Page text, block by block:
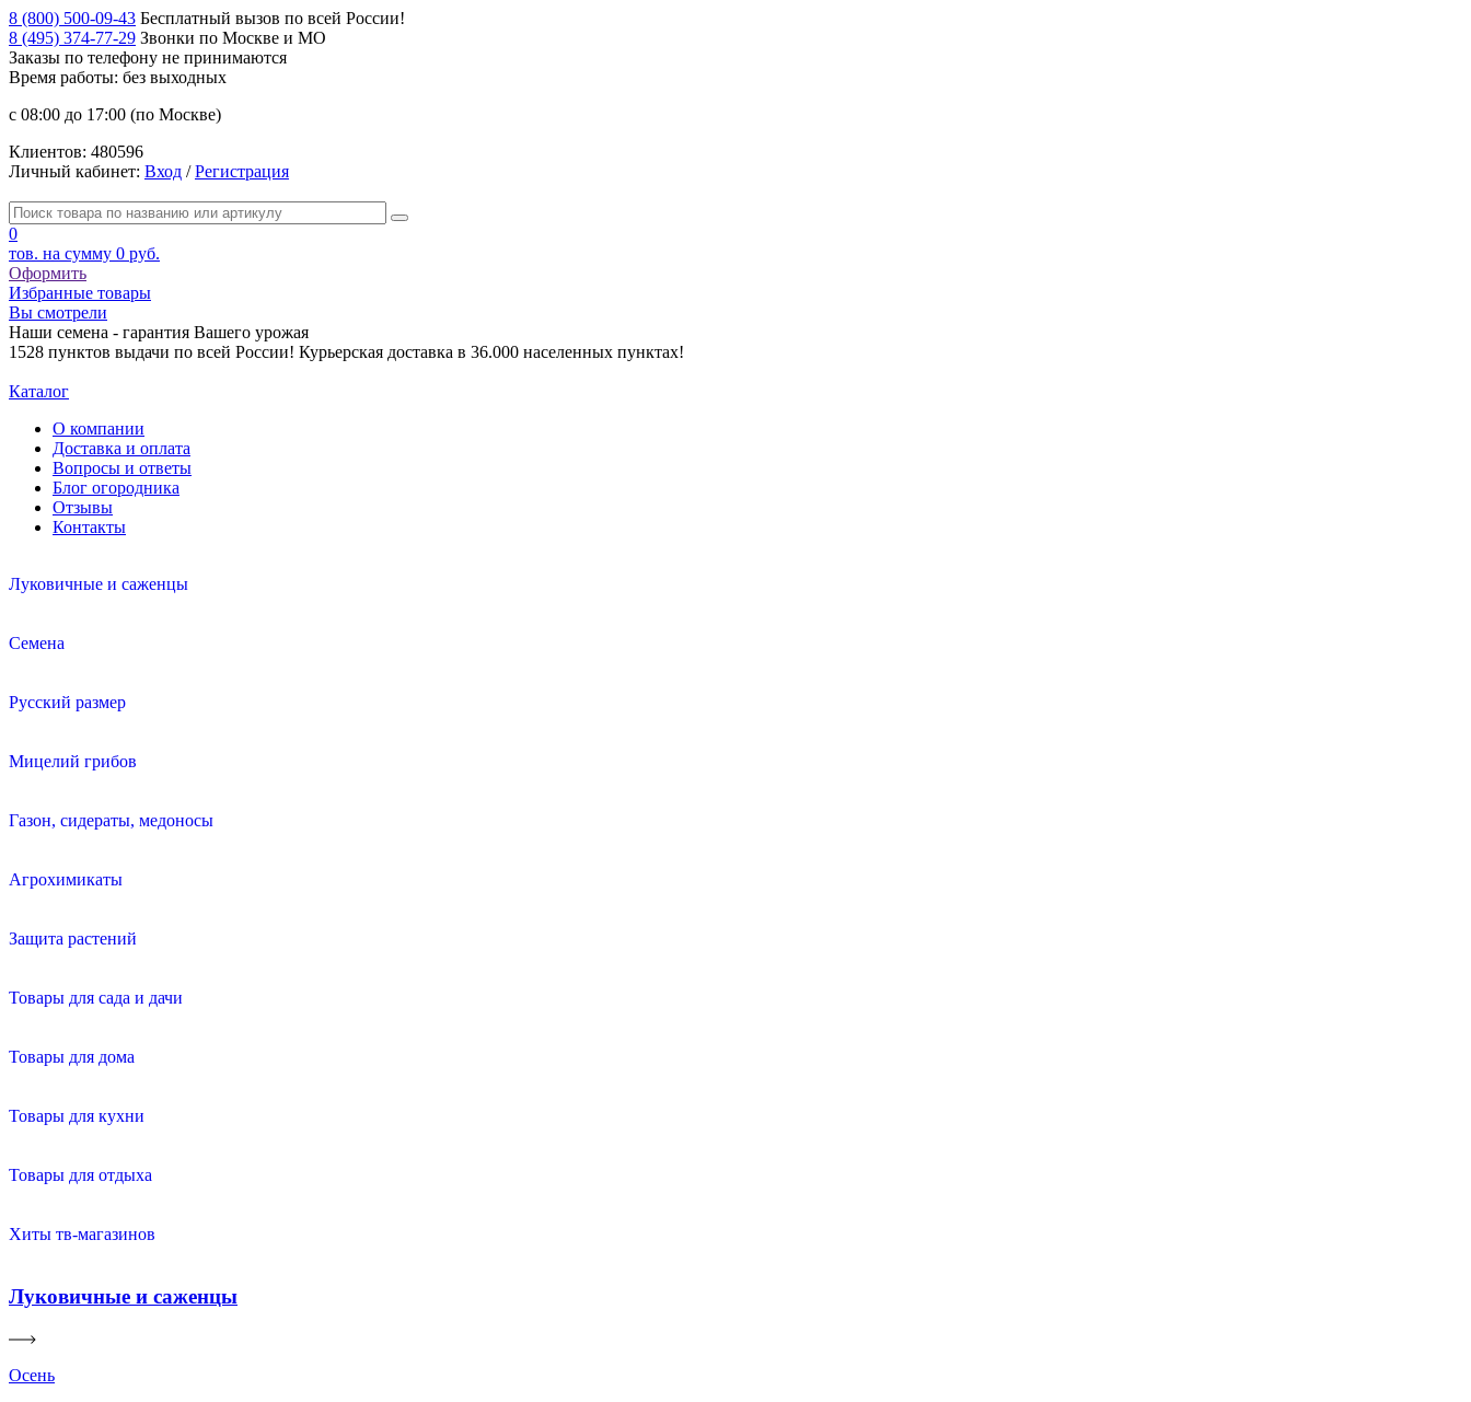
8 (800) 500-09-43 Бесплатный вызов по всей России!
8 (495) 374-77-29 Звонки по Москве и МО
Заказы по телефону не принимаются
Время работы: без выходных
с 08:00 до 17:00 (по Москве)
Клиентов: 480596
Личный кабинет: Вход /Регистрация
0
тов. на сумму 0 руб.
Оформить
Избранные товары
Вы смотрели
Наши семена - гарантия Вашего урожая
1528 пунктов выдачи по всей России! Курьерская доставка в 36.000 населенных пунктах!
Каталог
О компании
Доставка и оплата
Вопросы и ответы
Блог огородника
Отзывы
Контакты
Луковичные и саженцы
Семена
Русский размер
Мицелий грибов
Газон, сидераты, медоносы
Агрохимикаты
Защита растений
Товары для сада и дачи
Товары для дома
Товары для кухни
Товары для отдыха
Хиты тв-магазинов
Луковичные и саженцы
Осень